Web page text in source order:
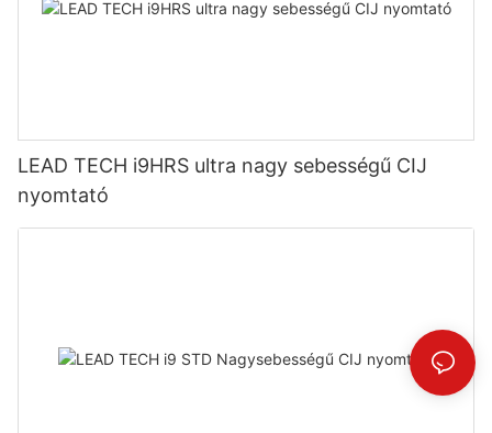
LEAD TECH i9HRS ultra nagy sebességű CIJ
nyomtató